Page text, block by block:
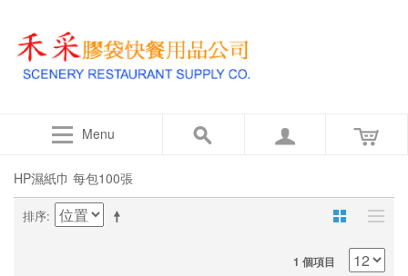
Menu
HP濕紙巾 每包100張
排序
1 個項目